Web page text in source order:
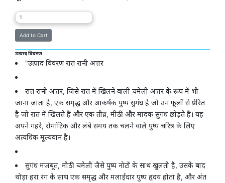
उत्पाद विवरण
"उत्पाद विवरण रात रानी अत्तर
रात रानी अत्तर, जिसे रात में खिलने वाली चमेली अत्तर के रूप में भी
जाना जाता है, एक समृद्ध और आकर्षक पुष्प सुगंध है जो उन फूलों से प्रेरित
है जो रात में खिलते हैं और एक तीव्र, मीठी और मादक सुगंध छोड़ते हैं। यह
अपने गहरे, रोमांटिक और लंबे समय तक चलने वाले पुष्प चरित्र के लिए
अत्यधिक मूल्यवान है।
सुगंध मजबूत, मीठी चमेली जैसे पुष्प नोटों के साथ खुलती है, उसके बाद
थोड़ा हरा रंग के साथ एक समृद्ध और मलाईदार पुष्प हृदय होता है, और अंत